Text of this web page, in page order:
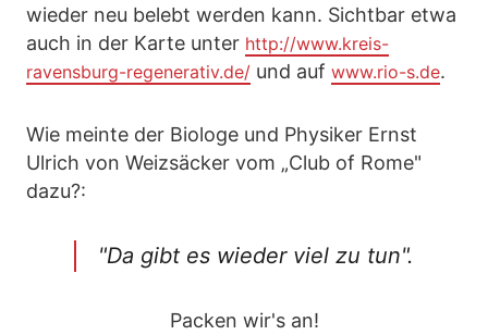
wieder neu belebt werden kann. Sichtbar etwa
auch in der Karte unter http://www.kreis-
ravensburg-regenerativ.de/ und auf www.rio-s.de.
Wie meinte der Biologe und Physiker Ernst
Ulrich von Weizsäcker vom „Club of Rome"
dazu?:
"Da gibt es wieder viel zu tun".
Packen wir's an!